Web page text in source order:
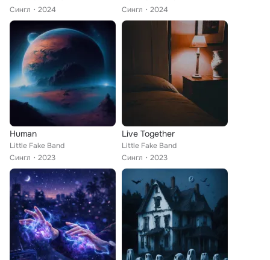
Сингл
2024
Сингл
2024
Human
Little Fake Band
Сингл
2023
Live Together
Little Fake Band
Сингл
2023